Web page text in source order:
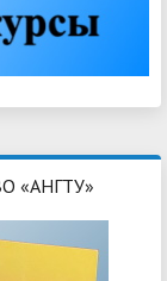
«АНГТУ»